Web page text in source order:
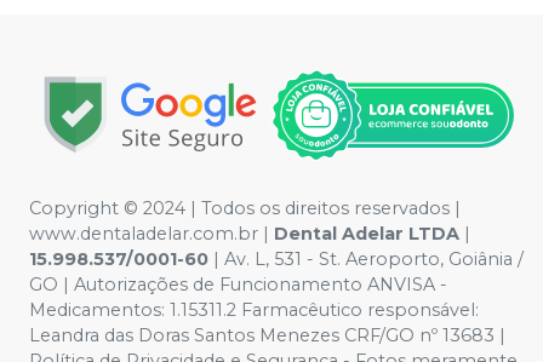
Copyright © 2024 | Todos os direitos reservados |
www.dentaladelar.com.br | Dental Adelar LTDA |
15.998.537/0001-60 | Av. L, 531 - St. Aeroporto, Goiânia /
GO | Autorizações de Funcionamento ANVISA -
Medicamentos: 1.15311.2 Farmacêutico responsável:
Leandra das Doras Santos Menezes CRF/GO nº 13683 |